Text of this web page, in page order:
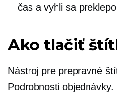
čas a vyhli sa
Ako tlačiť
Nástroj pre prepravné
Podrobnosti objednávky.